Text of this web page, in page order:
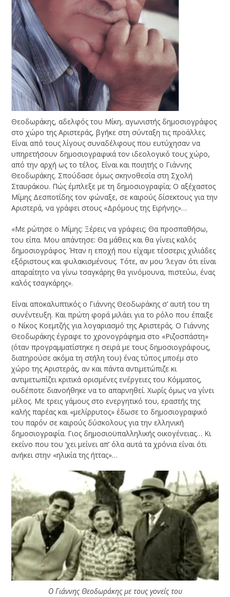
Θεοδωράκης, αδελφός του Μίκη, αγωνιστής δημοσιογράφος
στο χώρο της Αριστεράς, βγήκε στη σύνταξη τις προάλλες.
Είναι από τους λίγους συναδέλφους που ευτύχησαν να
υπηρετήσουν δημοσιογραφικά τον ιδεολογικό τους χώρο,
από την αρχή ως το τέλος. Είναι και ποιητής ο Γιάννης
Θεοδωράκης. Σπούδασε όμως σκηνοθεσία στη Σχολή
Σταυράκου. Πώς έμπλεξε με τη δημοσιογραφία; Ο αξέχαστος
Μίμης Δεσποτίδης τον φώναξε, σε καιρούς δίσεκτους για την
Αριστερά, να γράφει στους «Δρόμους της Ειρήνης»…
«Με ρώτησε ο Μίμης: Ξέρεις να γράφεις; Θα προσπαθήσω,
του είπα. Μου απάντησε: Θα μάθεις και θα γίνεις καλός
δημοσιογράφος. Ήταν η εποχή που είχαμε τέσσερις χιλιάδες
εξόριστους και φυλακισμένους. Τότε, αν μου ‘λεγαν ότι είναι
απαραίτητο να γίνω τσαγκάρης θα γινόμουνα, πιστεύω, ένας
καλός τσαγκάρης».
Είναι αποκαλυπτικός ο Γιάννης Θεοδωράκης σ’ αυτή του τη
συνέντευξη. Και πρώτη φορά μιλάει για το ρόλο που έπαιξε
ο Νίκος Κοεμτζής για λογαριασμό της Αριστεράς. Ο Γιάννης
Θεοδωράκης έγραφε το χρονογράφημα στο «Ριζοσπάστη»
(όταν προγραμματίστηκε η σειρά με τους δημοσιογράφους,
διατηρούσε ακόμα τη στήλη του) ένας τύπος μποέμ στο
χώρο της Αριστεράς, αν και πάντα αντιμετώπιζε κι
αντιμετωπίζει κριτικά ορισμένες ενέργειες του Κόμματος,
ουδέποτε διανοήθηκε να το απαρνηθεί. Χωρίς όμως να γίνει
μέλος. Με τρεις γάμους στο ενεργητικό του, εραστής της
καλής παρέας και «μελίρρυτος» έδωσε το δημοσιογραφικό
του παρόν σε καιρούς δύσκολους για την ελληνική
δημοσιογραφία. Γιος δημοσιοϋπαλληλικής οικογένειας… Κι
εκείνο που του ‘χει μείνει απ’ όλα αυτά τα χρόνια είναι ότι
ανήκει στην «ηλικία της ήττας»…
Ο Γιάννης Θεοδωράκης με τους γονείς του